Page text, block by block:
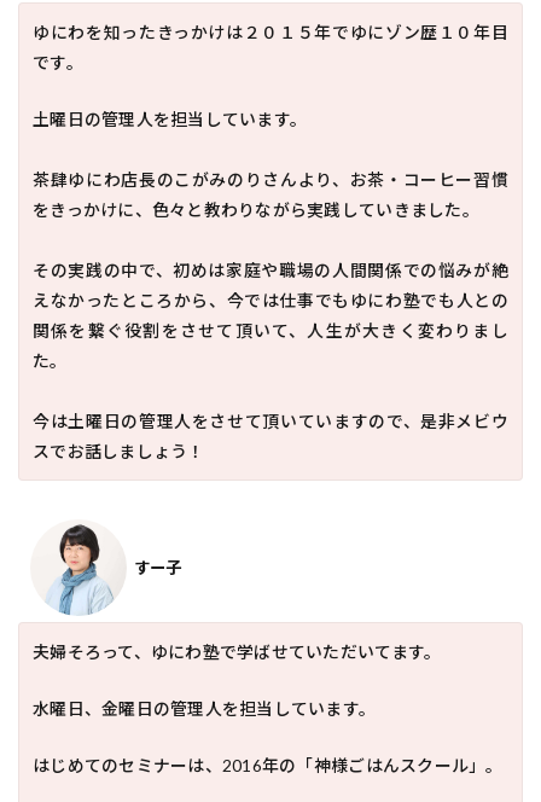
ゆにわを知ったきっかけは２０１５年でゆにゾン歴１０年目
です。
土曜日の管理人を担当しています。
茶肆ゆにわ店長のこがみのりさんより、お茶・コーヒー習慣
をきっかけに、色々と教わりながら実践していきました。
その実践の中で、初めは家庭や職場の人間関係での悩みが絶
えなかったところから、今では仕事でもゆにわ塾でも人との
関係を繋ぐ役割をさせて頂いて、人生が大きく変わりまし
た。
今は土曜日の管理人をさせて頂いていますので、是非メビウ
スでお話しましょう！
すー子
夫婦そろって、ゆにわ塾で学ばせていただいてます。
水曜日、金曜日の管理人を担当しています。
はじめてのセミナーは、2016年の「神様ごはんスクール」。